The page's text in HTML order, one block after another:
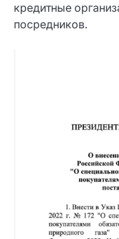
кредитные
посредников.